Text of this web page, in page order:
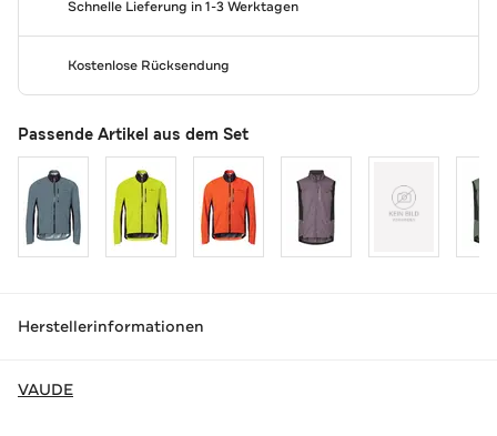
Schnelle Lieferung in 1-3 Werktagen
Kostenlose Rücksendung
Passende Artikel aus dem Set
Herstellerinformationen
VAUDE